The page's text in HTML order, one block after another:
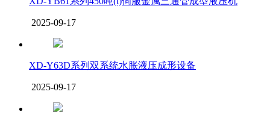
2025-09-17
XD-Y63D系列双系统水胀液压成形设备
2025-09-17